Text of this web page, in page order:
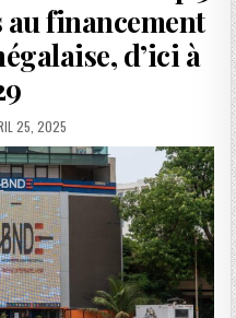
financement
d’ici à
DATE:
25, 2025